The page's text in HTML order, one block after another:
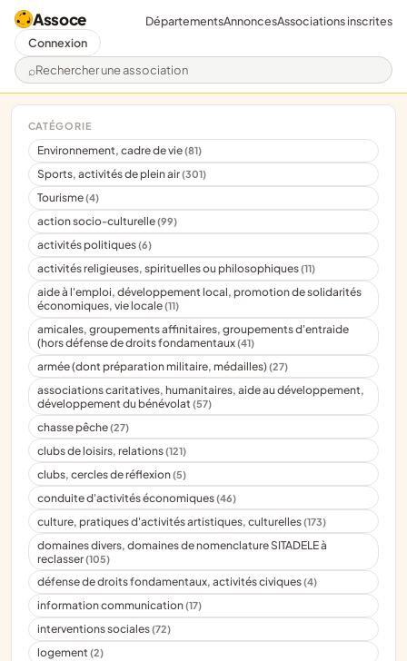
Assoce
Rechercher une association
DépartementsAnnoncesAssociations inscrites
Connexion
CATÉGORIE
Environnement, cadre de vie(81)
Sports, activités de plein air(301)
Tourisme(4)
action socio-culturelle(99)
activités politiques(6)
activités religieuses, spirituelles ou philosophiques(11)
aide à l'emploi, développement local, promotion de solidarités
économiques, vie locale(11)
amicales, groupements affinitaires, groupements d'entraide
(hors défense de droits fondamentaux(41)
armée (dont préparation militaire, médailles)(27)
associations caritatives, humanitaires, aide au développement,
développement du bénévolat(57)
chasse pêche(27)
clubs de loisirs, relations(121)
clubs, cercles de réflexion(5)
conduite d'activités économiques(46)
culture, pratiques d'activités artistiques, culturelles(173)
domaines divers, domaines de nomenclature SITADELE à
reclasser(105)
défense de droits fondamentaux, activités civiques(4)
information communication(17)
interventions sociales(72)
logement(2)